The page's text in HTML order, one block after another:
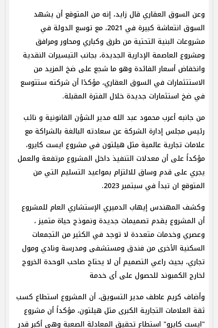
وعن السوق العقاري قال زايد، إنه من المتوقع أن يشهد
السوق انتعاشة كبيرة في 2021، مع توسع الدولة في
مشروعات البنية التحتية من طرق وكباري ومحاور ومرافق
ومشروع العاصمة الإدارية الجديدة، بجانب التيسيرات النقدية
وانخفاض أسعار الفائدة وهو ما شجع على ضخ المزيد من
الاستتثمارات في السوق العقاري، مؤكدًا أن شركته ستتوسع
في ضخ استثمارات جديدة خلال الفترة المقبلة.
من جانبه أعرب محمود عبد الله مدير الشؤن القانونية و نائب
رئيس مجلس إدارة الشركة عن سعادته البالغة بالشراكة مع
علامات تجارية عالمية مثل هيلتون في مشروع ايست كايرو،
مؤكداً على أن معدلات التنفيذ داخل المشروع مرتفعة والعمل
يجري على قدم وساق للالتزام بمواعيد التسليم التي من
المتوقع ان تبدأ في سبتمبر 2023.
وكشف المهندس إيهاب الدميري الإستشاري العام للمشروع
أن المشروع يقدم تصميمات جديدة ونموذج حياة متميز ،
وعصري وخدمات متعددة لا توجد في الكثير من التجمعات
السكنية الأخرى من فندق ومستشفى ومدرسة ونادي ومول
تجاري، بحيث راعي التصميم أن لا يحتاج صاحب الوحدة الخروج
لخارج الكمبوند للحصول على أى خدمة
وأضاف كريم عاطف مدير التسويق، أن المشروع استطاع كسب
ثقة العلامات التجارية الكبرى مثل هيلتون، مؤكداً أن مشروع
"ايست كايرو" استطاع تحقيق المعادلة الصعبة وهي أكبر قدر